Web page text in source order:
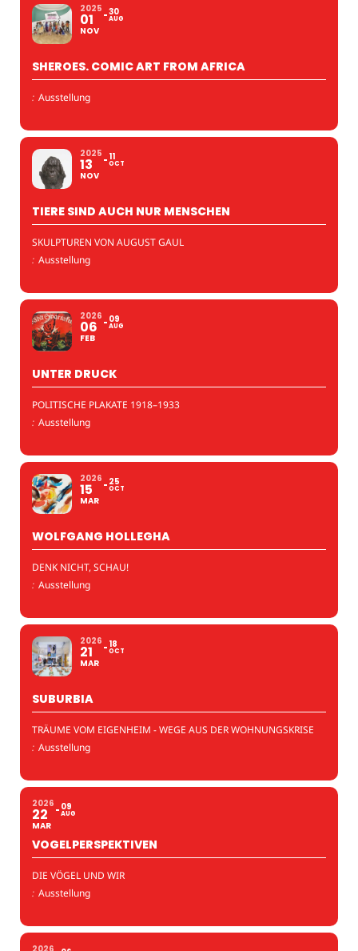
2025
01
NOV
30
AUG
SHEROES. COMIC ART FROM AFRICA
: Ausstellung
2025
13
NOV
11
OCT
TIERE SIND AUCH NUR MENSCHEN
SKULPTUREN VON AUGUST GAUL
: Ausstellung
2026
06
FEB
09
AUG
UNTER DRUCK
POLITISCHE PLAKATE 1918–1933
: Ausstellung
2026
15
MAR
25
OCT
WOLFGANG HOLLEGHA
DENK NICHT, SCHAU!
: Ausstellung
2026
21
MAR
18
OCT
SUBURBIA
TRÄUME VOM EIGENHEIM - WEGE AUS DER WOHNUNGSKRISE
: Ausstellung
2026
22
MAR
09
AUG
VOGELPERSPEKTIVEN
DIE VÖGEL UND WIR
: Ausstellung